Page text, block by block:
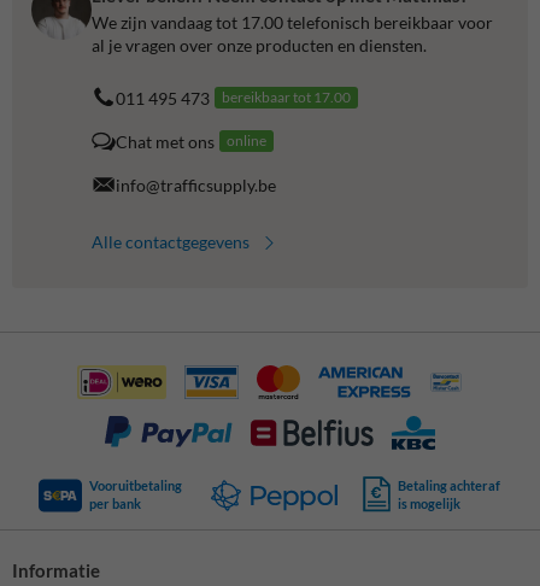
We zijn vandaag tot 17.00 telefonisch bereikbaar voor
al je vragen over onze producten en diensten.
011 495 473 bereikbaar tot 17.00
Chat met ons online
info@trafficsupply.be
Alle contactgegevens
Vooruitbetaling
per bank
Betaling achteraf
is mogelijk
Informatie